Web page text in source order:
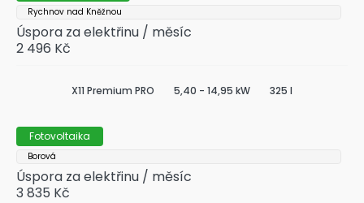
Rychnov nad Kněžnou
Úspora za elektřinu / měsíc
2 496 Kč
X11 Premium PRO 5,40 - 14,95 kW 325 l
Fotovoltaika
Borová
Úspora za elektřinu / měsíc
3 835 Kč